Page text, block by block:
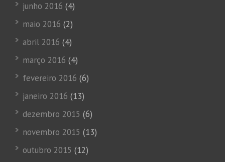
junho 2016 (4)
maio 2016 (2)
abril 2016 (4)
março 2016 (4)
fevereiro 2016 (6)
janeiro 2016 (13)
dezembro 2015 (6)
novembro 2015 (13)
outubro 2015 (12)